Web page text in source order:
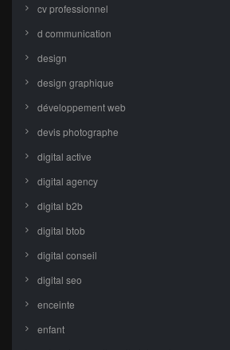
cv professionnel
d communication
design
design graphique
développement web
devis photographe
digital active
digital agency
digital b2b
digital btob
digital conseil
digital seo
enceinte
enfant